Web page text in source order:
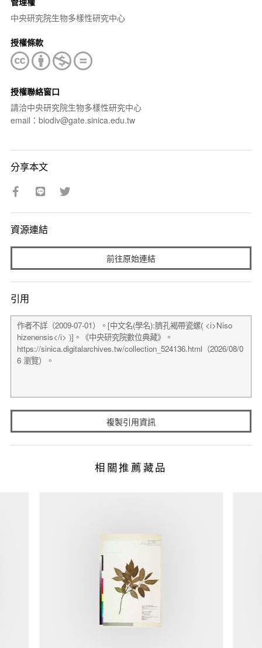
中央研究院生物多樣性研究中心
授權條款
授權聯絡窗口
請洽中央研究院生物多樣性研究中心
email：biodiv@gate.sinica.edu.tw
分享本文
資源連結
前往原始連結
引用
複製引用資訊
相關推薦藏品